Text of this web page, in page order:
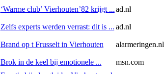
‘Warme club’ Vierhouten’82 krijgt ...ad.nl
Zelfs experts werden verrast: dit is ... ad.nl
Brand op t Frusselt in Vierhouten
alarmeringen.nl
Brok in de keel bij emotionele ...
msn.com